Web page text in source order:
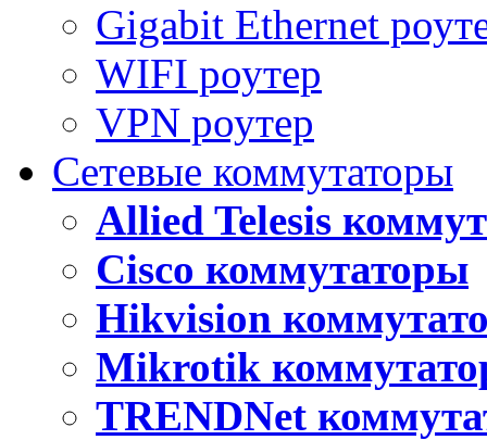
Gigabit Ethernet
WIFI роутер
VPN роутер
Сетевые коммутаторы
Allied Telesis
Cisco коммутаторы
Hikvision
Mikrotik
TRENDNet